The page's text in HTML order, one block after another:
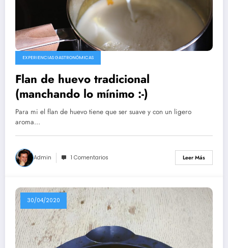
EXPERIENCIAS GASTRONÓMICAS
Flan de huevo tradicional
(manchando lo mínimo :-)
Para mi el flan de huevo tiene que ser suave y con un ligero
aroma…
Admin 1 Comentarios Leer Más
30/04/2020